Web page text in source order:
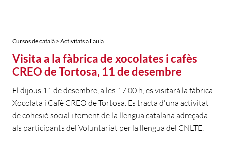
Cursos de català > Activitats a l'aula
Visita a la fàbrica de xocolates i cafès
CREO de Tortosa, 11 de desembre
El dijous 11 de desembre, a les 17.00 h, es visitarà la fàbrica
Xocolata i Cafè CREO de Tortosa. Es tracta d'una activitat
de cohesió social i foment de la llengua catalana adreçada
als participants del Voluntariat per la llengua del CNLTE.